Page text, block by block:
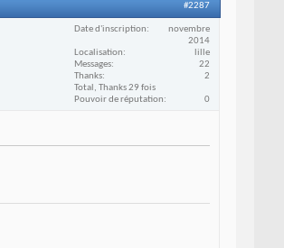
#2287
Date d'inscription
novembre
2014
Localisation
lille
Messages
22
Thanks
2
Total, Thanks 29 fois
Pouvoir de réputation
0